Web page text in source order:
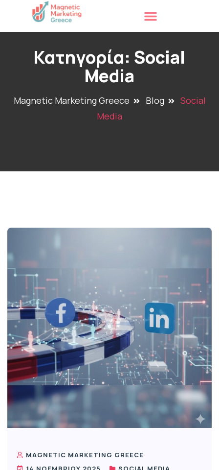
Κατηγορία: Social
Media
Magnetic Marketing Greece Blog
Social
Media
MAGNETIC MARKETING GREECE